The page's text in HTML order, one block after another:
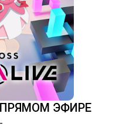
ПРЯМОМ ЭФИРЕ